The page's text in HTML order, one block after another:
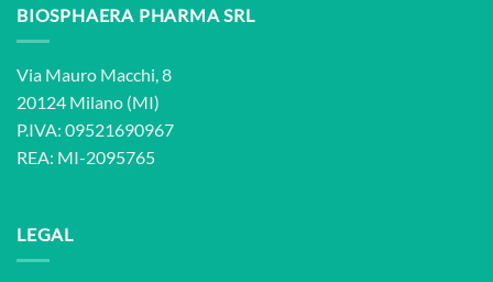
BIOSPHAERA PHARMA SRL
Via Mauro Macchi, 8
20124 Milano (MI)
P.IVA: 09521690967
REA: MI-2095765
LEGAL